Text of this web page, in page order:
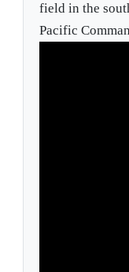
field in the
Pacific